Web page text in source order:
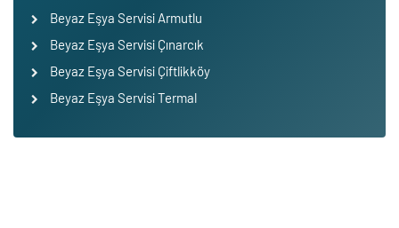
Beyaz Eşya Servisi Armutlu
Beyaz Eşya Servisi Çınarcık
Beyaz Eşya Servisi Çiftlikköy
Beyaz Eşya Servisi Termal